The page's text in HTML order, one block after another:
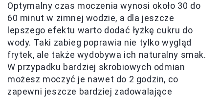
Optymalny czas moczenia wynosi około 30 do
60 minut w zimnej wodzie, a dla jeszcze
lepszego efektu warto dodać łyżkę cukru do
wody. Taki zabieg poprawia nie tylko wygląd
frytek, ale także wydobywa ich naturalny smak.
W przypadku bardziej skrobiowych odmian
możesz moczyć je nawet do 2 godzin, co
zapewni jeszcze bardziej zadowalające